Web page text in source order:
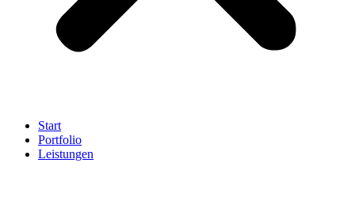
Start
Portfolio
Leistungen